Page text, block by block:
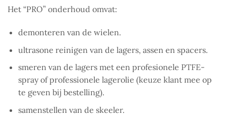
Het “PRO” onderhoud omvat:
demonteren van de wielen.
ultrasone reinigen van de lagers, assen en spacers.
smeren van de lagers met een profesionele PTFE-
spray of professionele lagerolie (keuze klant mee op
te geven bij bestelling).
samenstellen van de skeeler.